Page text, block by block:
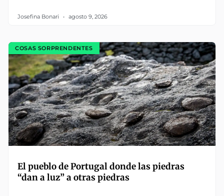
Josefina Bonari agosto 9, 2026
COSAS SORPRENDENTES
El pueblo de Portugal donde las piedras
“dan a luz” a otras piedras